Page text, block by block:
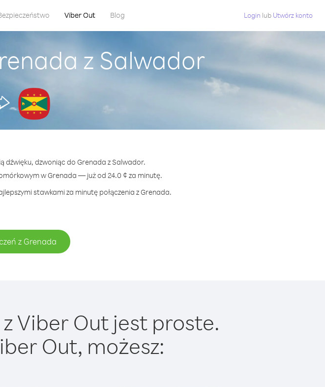
Viber Out Blog Login lub Utwórz konto
z Salwador
dźwięku, dzwoniąc do Grenada z Salwador.
w Grenada — już od 24.0 ¢ za minutę.
stawkami za minutę połączenia z Grenada.
z Grenada
Viber Out jest proste.
Out, możesz: